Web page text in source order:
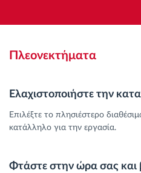
Πλεονεκτήματα
Ελαχιστοποιήστε την
Επιλέξτε το πλησιέστερο
κατάλληλο για την εργασία.
Φτάστε στην ώρα σας και